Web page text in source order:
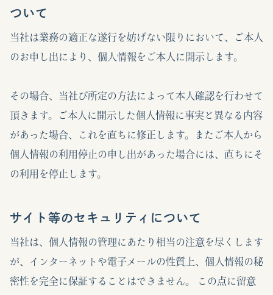
ついて
当社は業務の適正な遂行を妨げない限りにおいて、ご本人
のお申し出により、個人情報をご本人に開示します。
その場合、当社び所定の方法によって本人確認を行わせて
頂きます。ご本人に開示した個人情報に事実と異なる内容
があった場合、これを直ちに修正します。またご本人から
個人情報の利用停止の申し出があった場合には、直ちにそ
の利用を停止します。
サイト等のセキュリティについて
当社は、個人情報の管理にあたり相当の注意を尽くします
が、インターネットや電子メールの性質上、個人情報の秘
密性を完全に保証することはできません。 この点に留意